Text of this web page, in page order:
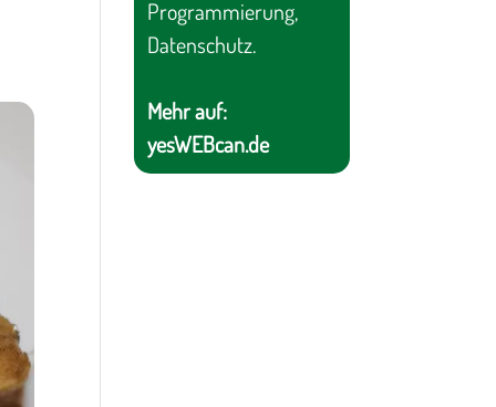
Programmierung,
Datenschutz.
Mehr auf:
yesWEBcan.de